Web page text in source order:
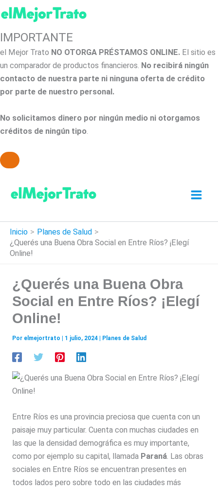
IMPORTANTE
el Mejor Trato NO OTORGA PRÉSTAMOS ONLINE. El sitio es
un comparador de productos financieros. No recibirá ningún
contacto de nuestra parte ni ninguna oferta de crédito
por parte de nuestro personal.
No solicitamos dinero por ningún medio ni otorgamos
créditos de ningún tipo.
contenido
Inicio
Planes de Salud
¿Querés una Buena Obra Social en Entre Ríos? ¡Elegí
Online!
¿Querés una Buena Obra
Social en Entre Ríos? ¡Elegí
Online!
Por elmejortrato 1 julio, 2024 Planes de Salud
Entre Ríos es una provincia preciosa que cuenta con un
paisaje muy particular. Cuenta con muchas ciudades en
las que la densidad demográfica es muy importante,
como por ejemplo su capital, llamada Paraná. Las obras
sociales en Entre Ríos se encuentran presentes en
todos lados pero sobre todo en las ciudades más